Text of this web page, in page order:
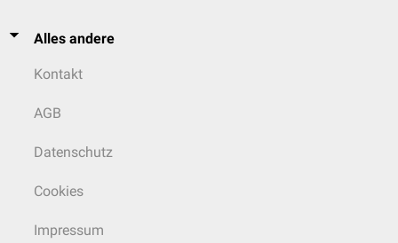
Alles andere
Kontakt
AGB
Datenschutz
Cookies
Impressum